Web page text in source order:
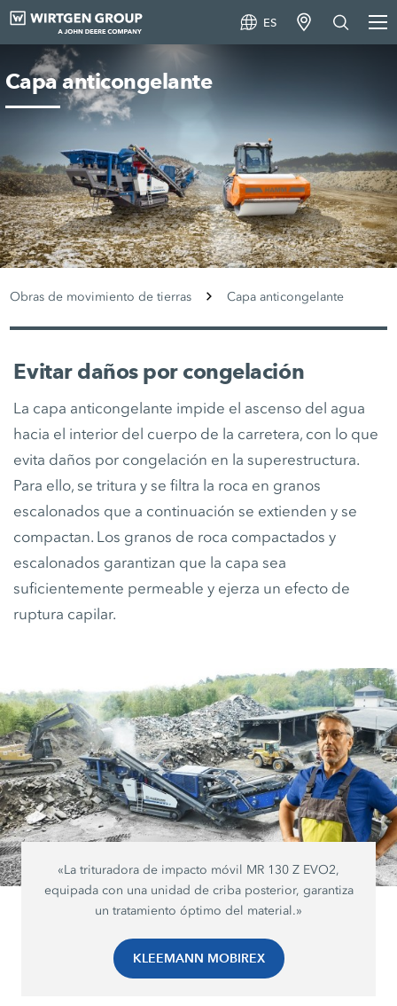
ES
Capa anticongelante
Obras de movimiento de tierras Capa anticongelante
Evitar daños por congelación
La capa anticongelante impide el ascenso del agua
hacia el interior del cuerpo de la carretera, con lo que
evita daños por congelación en la superestructura.
Para ello, se tritura y se filtra la roca en granos
escalonados que a continuación se extienden y se
compactan. Los granos de roca compactados y
escalonados garantizan que la capa sea
suficientemente permeable y ejerza un efecto de
ruptura capilar.
«La trituradora de impacto móvil MR 130 Z EVO2,
equipada con una unidad de criba posterior, garantiza
un tratamiento óptimo del material.»
KLEEMANN MOBIREX